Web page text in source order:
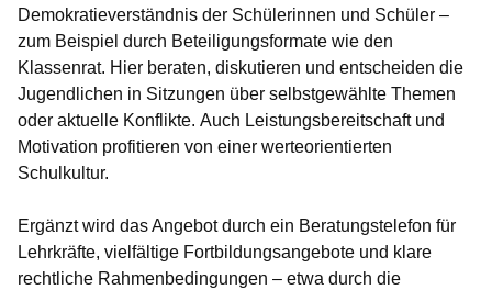
Demokratieverständnis der Schülerinnen und Schüler –
zum Beispiel durch Beteiligungsformate wie den
Klassenrat. Hier beraten, diskutieren und entscheiden die
Jugendlichen in Sitzungen über selbstgewählte Themen
oder aktuelle Konflikte. Auch Leistungsbereitschaft und
Motivation profitieren von einer werteorientierten
Schulkultur.
Ergänzt wird das Angebot durch ein Beratungstelefon für
Lehrkräfte, vielfältige Fortbildungsangebote und klare
rechtliche Rahmenbedingungen – etwa durch die